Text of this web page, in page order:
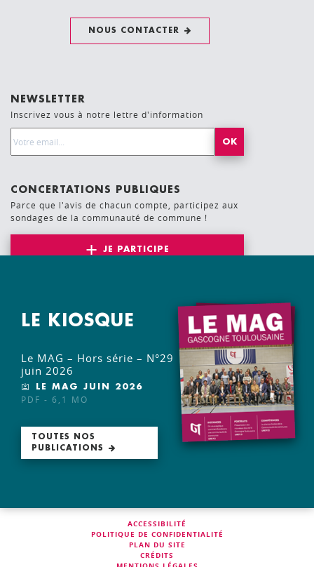
NOUS CONTACTER
NEWSLETTER
Inscrivez vous à notre lettre d'information
CONCERTATIONS PUBLIQUES
Parce que l'avis de chacun compte, participez aux
sondages de la communauté de commune !
JE PARTICIPE
LE KIOSQUE
Le MAG – Hors série – N°29
juin 2026
LE MAG JUIN 2026
PDF - 6,1 MO
TOUTES NOS
PUBLICATIONS
ACCESSIBILITÉ
POLITIQUE DE CONFIDENTIALITÉ
PLAN DU SITE
CRÉDITS